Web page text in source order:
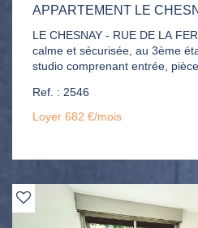
LE CHESNAY - RUE DE LA FERME Dans
calme et sécurisée, au 3ème
studio comprenant entrée,
chauffage compris dans les charges.
juillet !
Ref. : 2546
Loyer 682 €/mois